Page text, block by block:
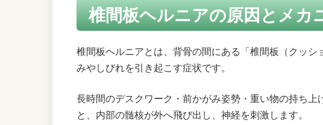
9.安心の初回限定施術
椎間板ヘルニアの原因とメカ
椎間板ヘルニアとは、背骨の間にある「椎間板（クッ
みやしびれを引き起こす症状です。
長時間のデスクワーク・前かがみ姿勢・重い物の持ち
と、内部の髄核が外へ飛び出し、神経を刺激します。